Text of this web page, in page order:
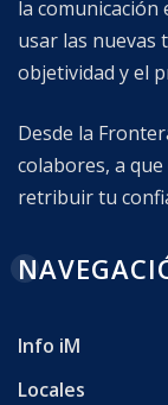
la
usar las nuevas
objetividad y el
Desde la
colabores, a
retribuir tu
Info iM
Locales